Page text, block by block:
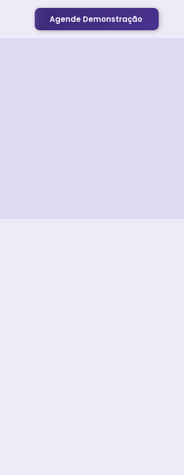
Agende Demonstração